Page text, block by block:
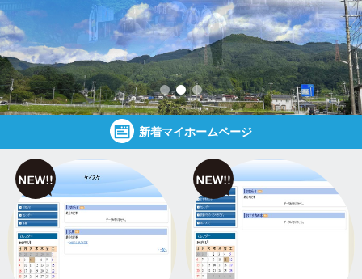
新着マイホームページ